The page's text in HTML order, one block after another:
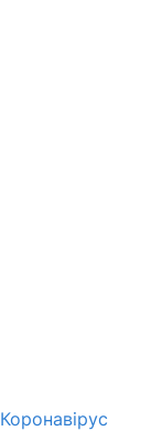
Коронавірус